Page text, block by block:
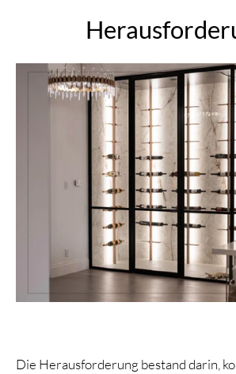
Die Herausforderung bestand darin,